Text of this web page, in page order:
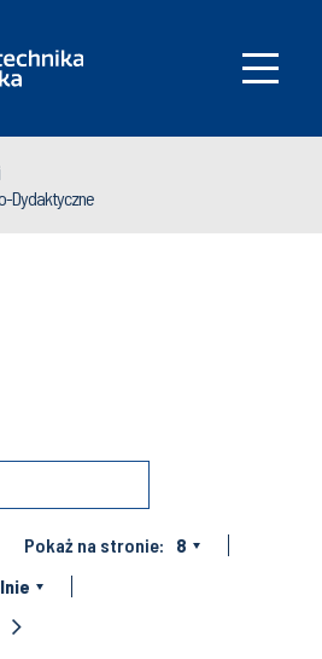
Dydaktyczne
Pokaż na stronie:
8